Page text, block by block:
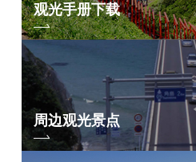
观光手册下载
周边观光景点